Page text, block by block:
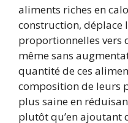
aliments riches en
construction, déplace
proportionnelles vers
même sans
quantité de ces
composition de leurs
plus saine en
plutôt qu’en ajoutant